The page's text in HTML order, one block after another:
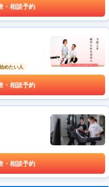
・相談予約
めたい人
・相談予約
・相談予約